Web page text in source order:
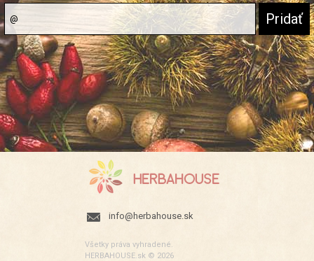
info@herbahouse.sk
Všetky práva vyhradené.
HERBAHOUSE.sk © 2026